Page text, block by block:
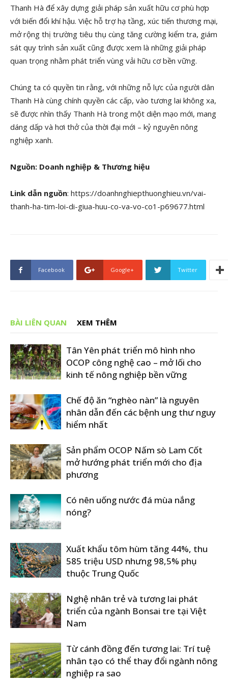
Thanh Hà để xây dựng giải pháp sản xuất hữu cơ phù hợp
với biến đổi khí hậu. Việc hỗ trợ hạ tầng, xúc tiến thương mại,
mở rộng thị trường tiêu thụ cùng tăng cường kiểm tra, giám
sát quy trình sản xuất cũng được xem là những giải pháp
quan trọng nhằm phát triển vùng vải hữu cơ bền vững.
Chúng ta có quyền tin rằng, với những nỗ lực của người dân
Thanh Hà cùng chính quyền các cấp, vào tương lai không xa,
sẽ được nhìn thấy Thanh Hà trong một diện mạo mới, mang
dáng dấp và hơi thở của thời đại mới – kỷ nguyên nông
nghiệp xanh.
Nguồn: Doanh nghiệp & Thương hiệu
Link dẫn nguồn: https://doanhnghiepthuonghieu.vn/vai-
thanh-ha-tim-loi-di-giua-huu-co-va-vo-co1-p69677.html
Facebook Google+ Twitter
BÀI LIÊN QUAN XEM THÊM
Tân Yên phát triển mô hình nho
OCOP công nghệ cao – mở lối cho
kinh tế nông nghiệp bền vững
Chế độ ăn “nghèo nàn” là nguyên
nhân dẫn đến các bệnh ung thư nguy
hiểm nhất
Sản phẩm OCOP Nấm sò Lam Cốt
mở hướng phát triển mới cho địa
phương
Có nên uống nước đá mùa nắng
nóng?
Xuất khẩu tôm hùm tăng 44%, thu
585 triệu USD nhưng 98,5% phụ
thuộc Trung Quốc
Nghệ nhân trẻ và tương lai phát
triển của ngành Bonsai tre tại Việt
Nam
Từ cánh đồng đến tương lai: Trí tuệ
nhân tạo có thể thay đổi ngành nông
nghiệp ra sao